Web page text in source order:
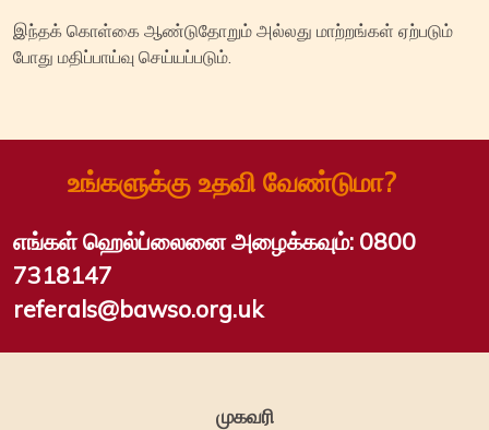
இந்தக் கொள்கை ஆண்டுதோறும் அல்லது மாற்றங்கள் ஏற்படும்
போது மதிப்பாய்வு செய்யப்படும்.
உங்களுக்கு உதவி வேண்டுமா?
எங்கள் ஹெல்ப்லைனை அழைக்கவும்: 0800
7318147
referals@bawso.org.uk
முகவரி